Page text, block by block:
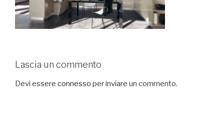
Lascia un commento
Devi essere connesso per inviare un commento.